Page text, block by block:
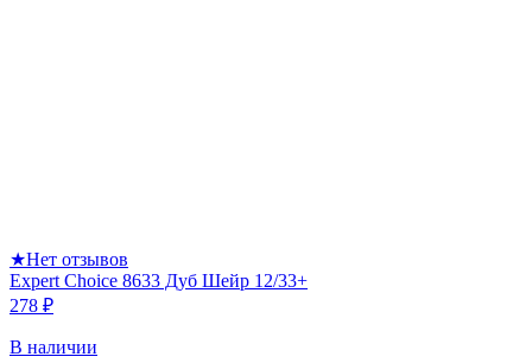
★Нет отзывов
Expert Choice 8633 Дуб Шейр 12/33+
278 ₽
В наличии